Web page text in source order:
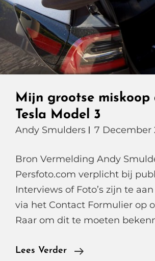
Mijn grootse miskoop
Tesla Model 3
Andy Smulders 7 December
Bron Vermelding Andy
Persfoto.com verplicht bij
Interviews of Foto’s zijn te
via het Contact Formulier op
Raar om dit te moeten
Lees Verder
Mijn